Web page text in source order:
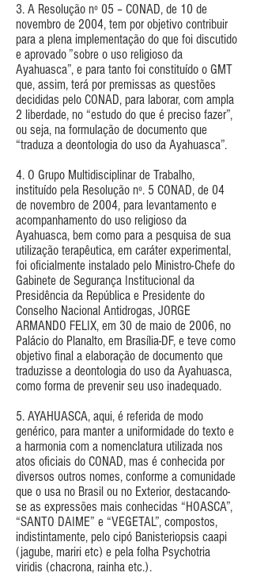
3. A Resolução nº 05 – CONAD, de 10 de
novembro de 2004, tem por objetivo contribuir
para a plena implementação do que foi discutido
e aprovado ”sobre o uso religioso da
Ayahuasca”, e para tanto foi constituído o GMT
que, assim, terá por premissas as questões
decididas pelo CONAD, para laborar, com ampla
2 liberdade, no “estudo do que é preciso fazer”,
ou seja, na formulação de documento que
“traduza a deontologia do uso da Ayahuasca”.
4. O Grupo Multidisciplinar de Trabalho,
instituído pela Resolução nº. 5 CONAD, de 04
de novembro de 2004, para levantamento e
acompanhamento do uso religioso da
Ayahuasca, bem como para a pesquisa de sua
utilização terapêutica, em caráter experimental,
foi oficialmente instalado pelo Ministro-Chefe do
Gabinete de Segurança Institucional da
Presidência da República e Presidente do
Conselho Nacional Antidrogas, JORGE
ARMANDO FELIX, em 30 de maio de 2006, no
Palácio do Planalto, em Brasília-DF, e teve como
objetivo final a elaboração de documento que
traduzisse a deontologia do uso da Ayahuasca,
como forma de prevenir seu uso inadequado.
5. AYAHUASCA, aqui, é referida de modo
genérico, para manter a uniformidade do texto e
a harmonia com a nomenclatura utilizada nos
atos oficiais do CONAD, mas é conhecida por
diversos outros nomes, conforme a comunidade
que o usa no Brasil ou no Exterior, destacando-
se as expressões mais conhecidas “HOASCA”,
“SANTO DAIME” e “VEGETAL”, compostos,
indistintamente, pelo cipó Banisteriopsis caapi
(jagube, mariri etc) e pela folha Psychotria
viridis (chacrona, rainha etc.).